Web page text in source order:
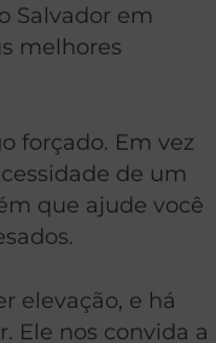
Salvador em
melhores
forçado. Em vez
de um
que ajude você
elevação, e há
Ele nos convida a